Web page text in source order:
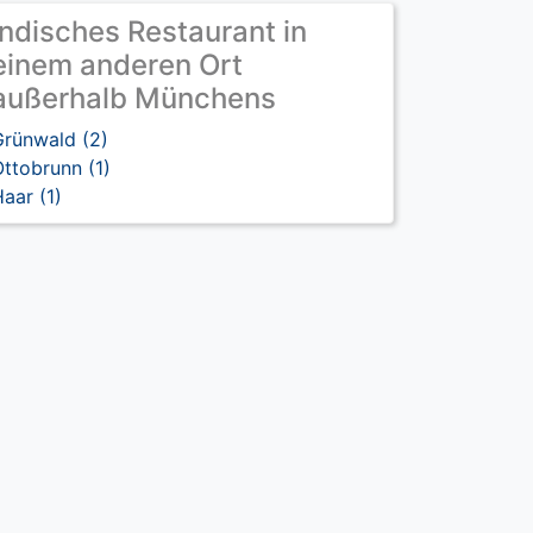
Restaurant in
anderen Ort
Münchens
(2)
(1)
(1)